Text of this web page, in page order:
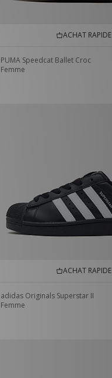
ACHAT RAPIDE
PUMA Speedcat Ballet Croc
Femme
ACHAT RAPIDE
adidas Originals Superstar II
Femme